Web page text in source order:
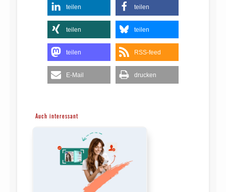
teilen teilen
teilen teilen
teilen RSS-feed
E-Mail drucken
Auch interessant